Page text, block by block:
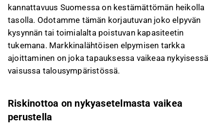
kannattavuus Suomessa on kestämättömän heikolla
tasolla. Odotamme tämän korjautuvan joko elpyvän
kysynnän tai toimialalta poistuvan kapasiteetin
tukemana. Markkinalähtöisen elpymisen tarkka
ajoittaminen on joka tapauksessa vaikeaa nykyisessä
vaisussa talousympäristössä.
Riskinottoa on nykyasetelmasta vaikea
perustella